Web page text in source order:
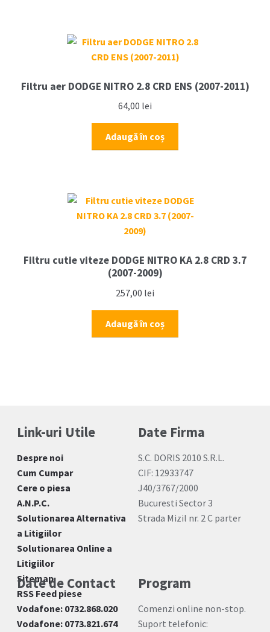
Filtru aer DODGE NITRO 2.8 CRD ENS (2007-2011)
64,00 lei
Adaugă în coș
Filtru cutie viteze DODGE NITRO KA 2.8 CRD 3.7
(2007-2009)
257,00 lei
Adaugă în coș
Link-uri Utile
Despre noi
Cum Cumpar
Cere o piesa
A.N.P.C.
Solutionarea Alternativa
a Litigiilor
Solutionarea Online a
Litigiilor
Sitemap
RSS Feed piese
Date Firma
S.C. DORIS 2010 S.R.L.
CIF: 12933747
J40/3767/2000
Bucuresti Sector 3
Strada Mizil nr. 2 C parter
Date de Contact
Vodafone: 0732.868.020
Vodafone: 0773.821.674
Program
Comenzi online non-stop.
Suport telefonic: